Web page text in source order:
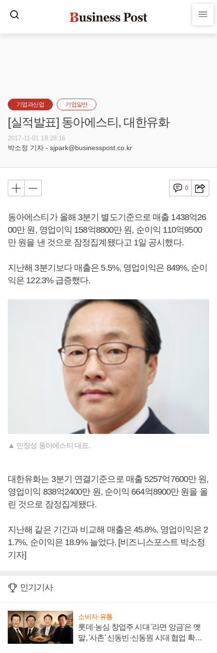
기업과산업 기업일반
[실적발표] 동아에스티, 대한유화
2017-11-01 18:28:16
박소정 기자 - sjpark@businesspost.co.kr
0
동아에스티가 올해 3분기 별도기준으로 매출 1438억26
00만 원, 영업이익 158억8800만 원, 순이익 110억9500
만 원을 낸 것으로 잠정집계됐다고 1일 공시했다.
지난해 3분기보다 매출은 5.5%, 영업이익은 849%, 순이
익은 122.3% 급증했다.
▲ 민장성 동아에스티 대표.
대한유화는 3분기 연결기준으로 매출 5257억7600만 원,
영업이익 838억2400만 원, 순이익 664억8900만 원을 올
린 것으로 잠정집계됐다.
지난해 같은 기간과 비교해 매출은 45.8%, 영업이익은 2
1.7%, 순이익은 18.9% 늘었다. [비즈니스포스트 박소정
기자]
인기기사
소비자·유통
롯데·농심 창업주 시대 '라면 앙금'은 옛
말, '사촌' 신동빈·신동원 시대 협업 확대